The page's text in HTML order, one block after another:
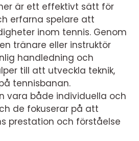
är ett effektivt sätt för
erfarna spelare att
inom tennis. Genom
tränare eller instruktör
handledning och
till att utveckla teknik,
tennisbanan.
vara både individuella och
de fokuserar på att
prestation och förståelse